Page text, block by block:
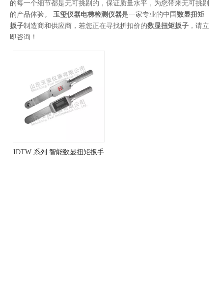
的每一个细节都是无可挑剔的，保证质量水平，为您带来无可挑剔
的产品体验。 玉玺仪器电梯检测仪器是一家专业的中国 数显扭矩
扳子制造商和供应商，若您正在寻找折扣价的数显扭矩扳子 ，请立
即咨询！
IDTW 系列 智能数显扭矩扳手